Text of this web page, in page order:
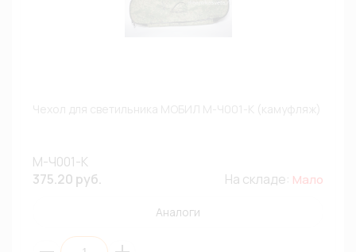
М-Ч001-К
375.20 руб.
На складе: Мало
Аналоги